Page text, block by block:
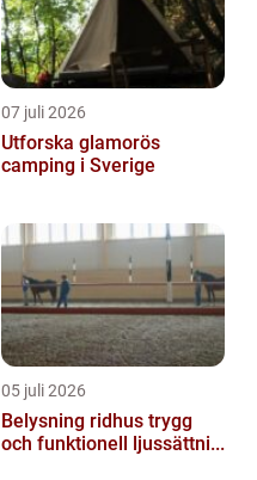
07 juli 2026
Utforska glamorös
camping i Sverige
05 juli 2026
Belysning ridhus trygg
och funktionell ljussättni...